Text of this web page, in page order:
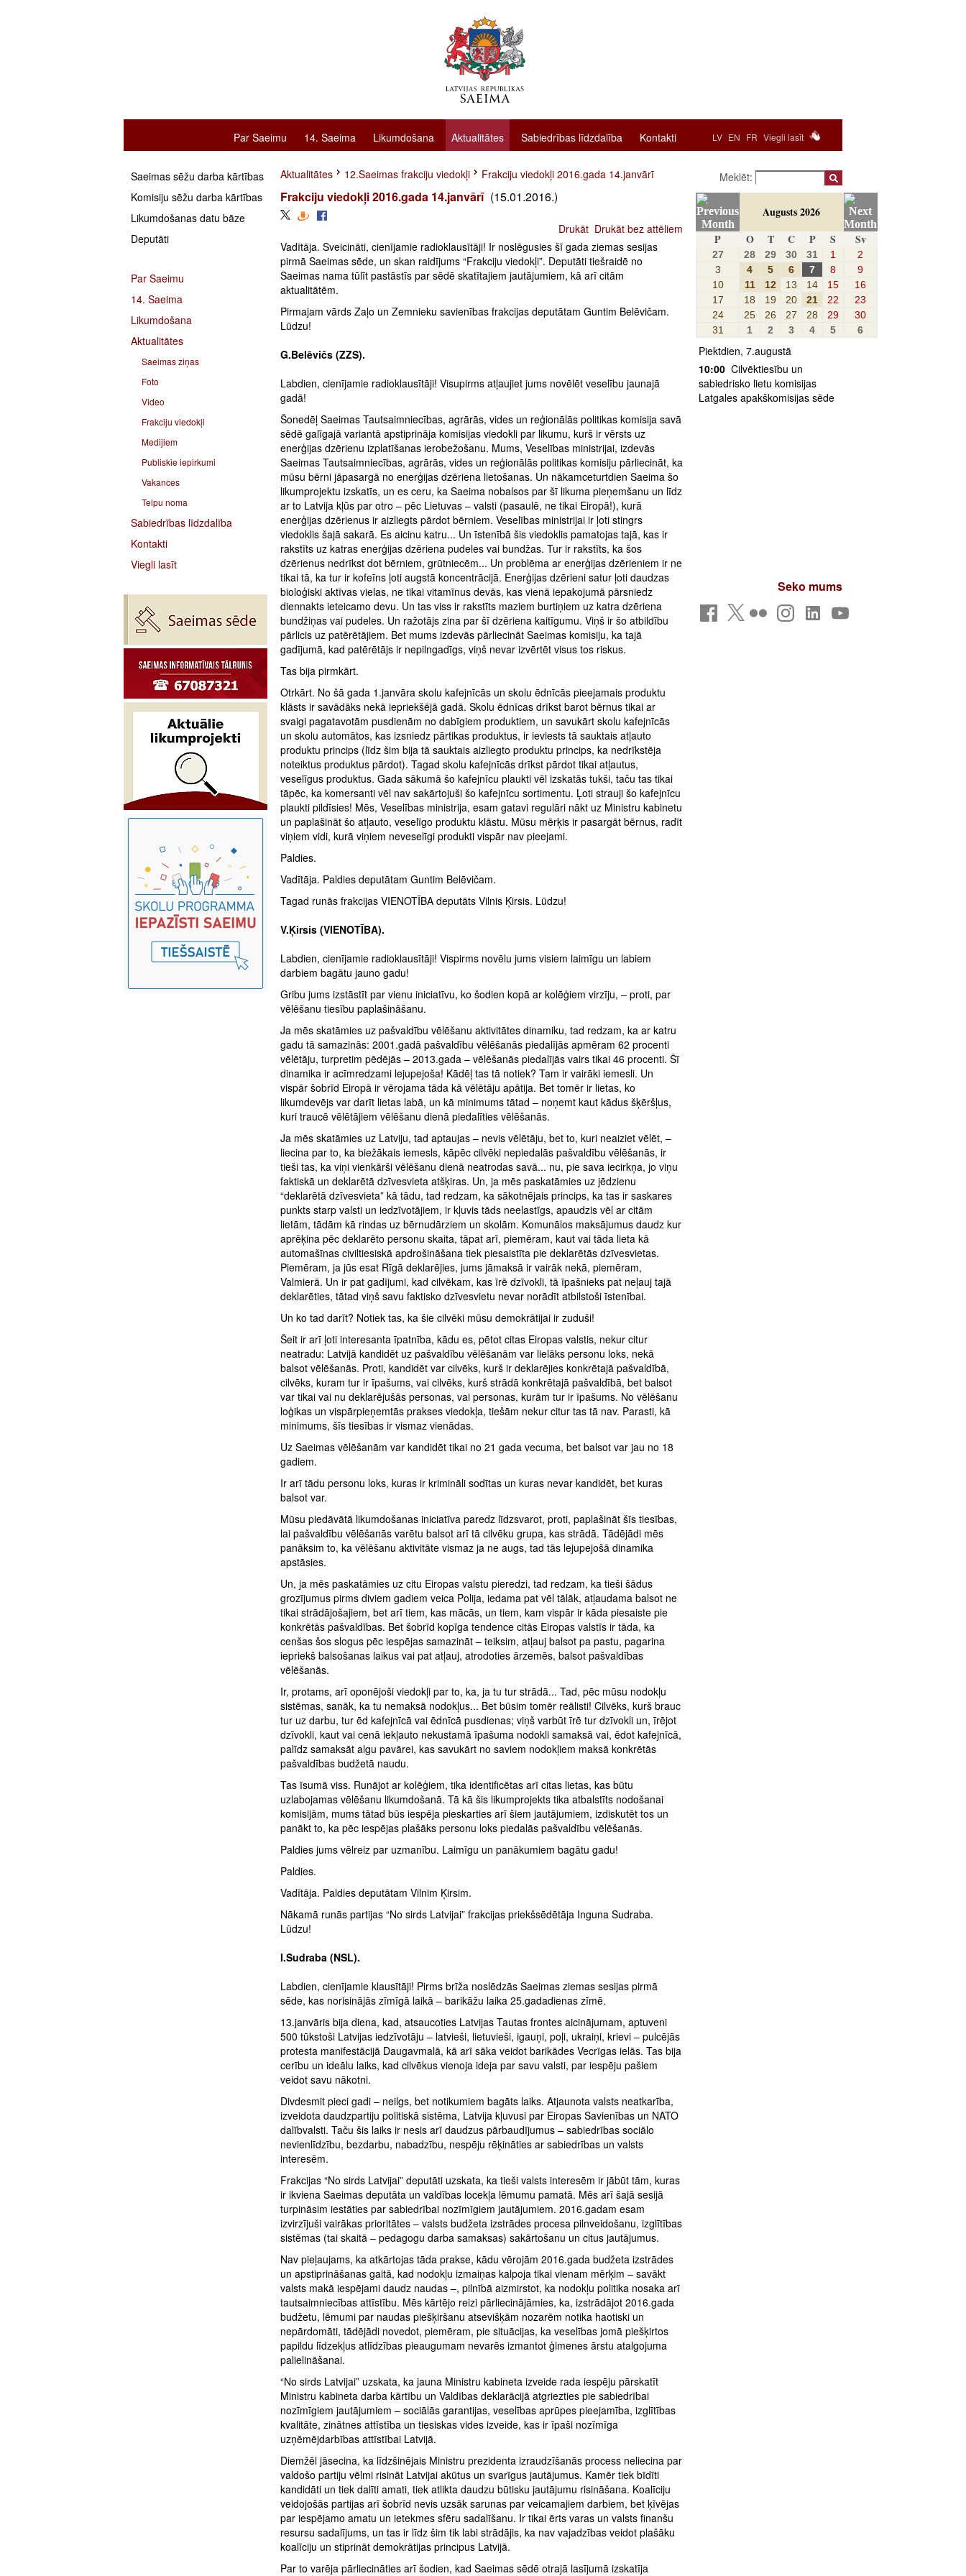
LV EN FR Viegli lasīt
Par Saeimu 14. Saeima Likumdošana Aktualitātes Sabiedrības līdzdalība Kontakti
Saeimas sēžu darba kārtības
Komisiju sēžu darba kārtības
Likumdošanas datu bāze
Deputāti
Par Saeimu
14. Saeima
Likumdošana
Aktualitātes
Saeimas ziņas
Foto
Video
Frakciju viedokļi
Medijiem
Publiskie iepirkumi
Vakances
Telpu noma
Sabiedrības līdzdalība
Kontakti
Viegli lasīt
Aktualitātes 12.Saeimas frakciju viedokļi Frakciju viedokļi 2016.gada 14.janvārī
Frakciju viedokļi 2016.gada 14.janvārī (15.01.2016.)
Drukāt Drukāt bez attēliem
Vadītāja. Sveicināti, cienījamie radioklausītāji! Ir noslēgusies šī gada ziemas sesijas
pirmā Saeimas sēde, un skan raidījums “Frakciju viedokļi”. Deputāti tiešraidē no
Saeimas nama tūlīt pastāstīs par sēdē skatītajiem jautājumiem, kā arī citām
aktualitātēm.
Pirmajam vārds Zaļo un Zemnieku savienības frakcijas deputātam Guntim Belēvičam.
Lūdzu!
G.Belēvičs (ZZS).
Labdien, cienījamie radioklausītāji! Visupirms atļaujiet jums novēlēt veselību jaunajā
gadā!
Šonedēļ Saeimas Tautsaimniecības, agrārās, vides un reģionālās politikas komisija savā
sēdē galīgajā variantā apstiprināja komisijas viedokli par likumu, kurš ir vērsts uz
enerģijas dzērienu izplatīšanas ierobežošanu. Mums, Veselības ministrijai, izdevās
Saeimas Tautsaimniecības, agrārās, vides un reģionālās politikas komisiju pārliecināt, ka
mūsu bērni jāpasargā no enerģijas dzēriena lietošanas. Un nākamceturtdien Saeima šo
likumprojektu izskatīs, un es ceru, ka Saeima nobalsos par šī likuma pieņemšanu un līdz
ar to Latvija kļūs par otro – pēc Lietuvas – valsti (pasaulē, ne tikai Eiropā!), kurā
enerģijas dzērienus ir aizliegts pārdot bērniem. Veselības ministrijai ir ļoti stingrs
viedoklis šajā sakarā. Es aicinu katru... Un īstenībā šis viedoklis pamatojas tajā, kas ir
rakstīts uz katras enerģijas dzēriena pudeles vai bundžas. Tur ir rakstīts, ka šos
dzērienus nedrīkst dot bērniem, grūtniecēm... Un problēma ar enerģijas dzērieniem ir ne
tikai tā, ka tur ir kofeīns ļoti augstā koncentrācijā. Enerģijas dzērieni satur ļoti daudzas
bioloģiski aktīvas vielas, ne tikai vitamīnus devās, kas vienā iepakojumā pārsniedz
diennakts ieteicamo devu. Un tas viss ir rakstīts maziem burtiņiem uz katra dzēriena
bundžiņas vai pudeles. Un ražotājs zina par šī dzēriena kaitīgumu. Viņš ir šo atbildību
pārlicis uz patērētājiem. Bet mums izdevās pārliecināt Saeimas komisiju, ka tajā
gadījumā, kad patērētājs ir nepilngadīgs, viņš nevar izvērtēt visus tos riskus.
Tas bija pirmkārt.
Otrkārt. No šā gada 1.janvāra skolu kafejnīcās un skolu ēdnīcās pieejamais produktu
klāsts ir savādāks nekā iepriekšējā gadā. Skolu ēdnīcas drīkst barot bērnus tikai ar
svaigi pagatavotām pusdienām no dabīgiem produktiem, un savukārt skolu kafejnīcās
un skolu automātos, kas izsniedz pārtikas produktus, ir ieviests tā sauktais atļauto
produktu princips (līdz šim bija tā sauktais aizliegto produktu princips, ka nedrīkstēja
noteiktus produktus pārdot). Tagad skolu kafejnīcās drīkst pārdot tikai atļautus,
veselīgus produktus. Gada sākumā šo kafejnīcu plaukti vēl izskatās tukši, taču tas tikai
tāpēc, ka komersanti vēl nav sakārtojuši šo kafejnīcu sortimentu. Ļoti strauji šo kafejnīcu
plaukti pildīsies! Mēs, Veselības ministrija, esam gatavi regulāri nākt uz Ministru kabinetu
un paplašināt šo atļauto, veselīgo produktu klāstu. Mūsu mērķis ir pasargāt bērnus, radīt
viņiem vidi, kurā viņiem neveselīgi produkti vispār nav pieejami.
Paldies.
Vadītāja. Paldies deputātam Guntim Belēvičam.
Tagad runās frakcijas VIENOTĪBA deputāts Vilnis Ķirsis. Lūdzu!
V.Ķirsis (VIENOTĪBA).
Labdien, cienījamie radioklausītāji! Vispirms novēlu jums visiem laimīgu un labiem
darbiem bagātu jauno gadu!
Gribu jums izstāstīt par vienu iniciatīvu, ko šodien kopā ar kolēģiem virzīju, – proti, par
vēlēšanu tiesību paplašināšanu.
Ja mēs skatāmies uz pašvaldību vēlēšanu aktivitātes dinamiku, tad redzam, ka ar katru
gadu tā samazinās: 2001.gadā pašvaldību vēlēšanās piedalījās apmēram 62 procenti
vēlētāju, turpretim pēdējās – 2013.gada – vēlēšanās piedalījās vairs tikai 46 procenti. Šī
dinamika ir acīmredzami lejupejoša! Kādēļ tas tā notiek? Tam ir vairāki iemesli. Un
vispār šobrīd Eiropā ir vērojama tāda kā vēlētāju apātija. Bet tomēr ir lietas, ko
likumdevējs var darīt lietas labā, un kā minimums tātad – noņemt kaut kādus šķēršļus,
kuri traucē vēlētājiem vēlēšanu dienā piedalīties vēlēšanās.
Ja mēs skatāmies uz Latviju, tad aptaujas – nevis vēlētāju, bet to, kuri neaiziet vēlēt, –
liecina par to, ka biežākais iemesls, kāpēc cilvēki nepiedalās pašvaldību vēlēšanās, ir
tieši tas, ka viņi vienkārši vēlēšanu dienā neatrodas savā... nu, pie sava iecirkņa, jo viņu
faktiskā un deklarētā dzīvesvieta atšķiras. Un, ja mēs paskatāmies uz jēdzienu
“deklarētā dzīvesvieta” kā tādu, tad redzam, ka sākotnējais princips, ka tas ir saskares
punkts starp valsti un iedzīvotājiem, ir kļuvis tāds neelastīgs, apaudzis vēl ar citām
lietām, tādām kā rindas uz bērnudārziem un skolām. Komunālos maksājumus daudz kur
aprēķina pēc deklarēto personu skaita, tāpat arī, piemēram, kaut vai tāda lieta kā
automašīnas civiltiesiskā apdrošināšana tiek piesaistīta pie deklarētās dzīvesvietas.
Piemēram, ja jūs esat Rīgā deklarējies, jums jāmaksā ir vairāk nekā, piemēram,
Valmierā. Un ir pat gadījumi, kad cilvēkam, kas īrē dzīvokli, tā īpašnieks pat neļauj tajā
deklarēties, tātad viņš savu faktisko dzīvesvietu nevar norādīt atbilstoši īstenībai.
Un ko tad darīt? Notiek tas, ka šie cilvēki mūsu demokrātijai ir zuduši!
Šeit ir arī ļoti interesanta īpatnība, kādu es, pētot citas Eiropas valstis, nekur citur
neatradu: Latvijā kandidēt uz pašvaldību vēlēšanām var lielāks personu loks, nekā
balsot vēlēšanās. Proti, kandidēt var cilvēks, kurš ir deklarējies konkrētajā pašvaldībā,
cilvēks, kuram tur ir īpašums, vai cilvēks, kurš strādā konkrētajā pašvaldībā, bet balsot
var tikai vai nu deklarējušās personas, vai personas, kurām tur ir īpašums. No vēlēšanu
loģikas un vispārpieņemtās prakses viedokļa, tiešām nekur citur tas tā nav. Parasti, kā
minimums, šīs tiesības ir vismaz vienādas.
Uz Saeimas vēlēšanām var kandidēt tikai no 21 gada vecuma, bet balsot var jau no 18
gadiem.
Ir arī tādu personu loks, kuras ir krimināli sodītas un kuras nevar kandidēt, bet kuras
balsot var.
Mūsu piedāvātā likumdošanas iniciatīva paredz līdzsvarot, proti, paplašināt šīs tiesības,
lai pašvaldību vēlēšanās varētu balsot arī tā cilvēku grupa, kas strādā. Tādējādi mēs
panāksim to, ka vēlēšanu aktivitāte vismaz ja ne augs, tad tās lejupejošā dinamika
apstāsies.
Un, ja mēs paskatāmies uz citu Eiropas valstu pieredzi, tad redzam, ka tieši šādus
grozījumus pirms diviem gadiem veica Polija, iedama pat vēl tālāk, atļaudama balsot ne
tikai strādājošajiem, bet arī tiem, kas mācās, un tiem, kam vispār ir kāda piesaiste pie
konkrētās pašvaldības. Bet šobrīd kopīga tendence citās Eiropas valstīs ir tāda, ka
cenšas šos slogus pēc iespējas samazināt – teiksim, atļauj balsot pa pastu, pagarina
iepriekš balsošanas laikus vai pat atļauj, atrodoties ārzemēs, balsot pašvaldības
vēlēšanās.
Ir, protams, arī oponējoši viedokļi par to, ka, ja tu tur strādā... Tad, pēc mūsu nodokļu
sistēmas, sanāk, ka tu nemaksā nodokļus... Bet būsim tomēr reālisti! Cilvēks, kurš brauc
tur uz darbu, tur ēd kafejnīcā vai ēdnīcā pusdienas; viņš varbūt īrē tur dzīvokli un, īrējot
dzīvokli, kaut vai cenā iekļauto nekustamā īpašuma nodokli samaksā vai, ēdot kafejnīcā,
palīdz samaksāt algu pavārei, kas savukārt no saviem nodokļiem maksā konkrētās
pašvaldības budžetā naudu.
Tas īsumā viss. Runājot ar kolēģiem, tika identificētas arī citas lietas, kas būtu
uzlabojamas vēlēšanu likumdošanā. Tā kā šis likumprojekts tika atbalstīts nodošanai
komisijām, mums tātad būs iespēja pieskarties arī šiem jautājumiem, izdiskutēt tos un
panākt to, ka pēc iespējas plašāks personu loks piedalās pašvaldību vēlēšanās.
Paldies jums vēlreiz par uzmanību. Laimīgu un panākumiem bagātu gadu!
Paldies.
Vadītāja. Paldies deputātam Vilnim Ķirsim.
Nākamā runās partijas “No sirds Latvijai” frakcijas priekšsēdētāja Inguna Sudraba.
Lūdzu!
I.Sudraba (NSL).
Labdien, cienījamie klausītāji! Pirms brīža noslēdzās Saeimas ziemas sesijas pirmā
sēde, kas norisinājās zīmīgā laikā – barikāžu laika 25.gadadienas zīmē.
13.janvāris bija diena, kad, atsaucoties Latvijas Tautas frontes aicinājumam, aptuveni
500 tūkstoši Latvijas iedzīvotāju – latvieši, lietuvieši, igauņi, poļi, ukraiņi, krievi – pulcējās
protesta manifestācijā Daugavmalā, kā arī sāka veidot barikādes Vecrīgas ielās. Tas bija
cerību un ideālu laiks, kad cilvēkus vienoja ideja par savu valsti, par iespēju pašiem
veidot savu nākotni.
Divdesmit pieci gadi – neilgs, bet notikumiem bagāts laiks. Atjaunota valsts neatkarība,
izveidota daudzpartiju politiskā sistēma, Latvija kļuvusi par Eiropas Savienības un NATO
dalībvalsti. Taču šis laiks ir nesis arī daudzus pārbaudījumus – sabiedrības sociālo
nevienlīdzību, bezdarbu, nabadzību, nespēju rēķināties ar sabiedrības un valsts
interesēm.
Frakcijas “No sirds Latvijai” deputāti uzskata, ka tieši valsts interesēm ir jābūt tām, kuras
ir ikviena Saeimas deputāta un valdības locekļa lēmumu pamatā. Mēs arī šajā sesijā
turpināsim iestāties par sabiedrībai nozīmīgiem jautājumiem. 2016.gadam esam
izvirzījuši vairākas prioritātes – valsts budžeta izstrādes procesa pilnveidošanu, izglītības
sistēmas (tai skaitā – pedagogu darba samaksas) sakārtošanu un citus jautājumus.
Nav pieļaujams, ka atkārtojas tāda prakse, kādu vērojām 2016.gada budžeta izstrādes
un apstiprināšanas gaitā, kad nodokļu izmaiņas kalpoja tikai vienam mērķim – savākt
valsts makā iespējami daudz naudas –, pilnībā aizmirstot, ka nodokļu politika nosaka arī
tautsaimniecības attīstību. Mēs kārtējo reizi pārliecinājāmies, ka, izstrādājot 2016.gada
budžetu, lēmumi par naudas piešķiršanu atsevišķām nozarēm notika haotiski un
nepārdomāti, tādējādi novedot, piemēram, pie situācijas, ka veselības jomā piešķirtos
papildu līdzekļus atlīdzības pieaugumam nevarēs izmantot ģimenes ārstu atalgojuma
palielināšanai.
“No sirds Latvijai” uzskata, ka jauna Ministru kabineta izveide rada iespēju pārskatīt
Ministru kabineta darba kārtību un Valdības deklarācijā atgriezties pie sabiedrībai
nozīmīgiem jautājumiem – sociālās garantijas, veselības aprūpes pieejamība, izglītības
kvalitāte, zinātnes attīstība un tiesiskas vides izveide, kas ir īpaši nozīmīga
uzņēmējdarbības attīstībai Latvijā.
Diemžēl jāsecina, ka līdzšinējais Ministru prezidenta izraudzīšanās process neliecina par
valdošo partiju vēlmi risināt Latvijai akūtus un svarīgus jautājumus. Kamēr tiek bīdīti
kandidāti un tiek dalīti amati, tiek atlikta daudzu būtisku jautājumu risināšana. Koalīciju
veidojošās partijas arī šobrīd nevis uzsāk sarunas par veicamajiem darbiem, bet ķīvējas
par iespējamo amatu un ietekmes sfēru sadalīšanu. Ir tikai ērts varas un valsts finanšu
resursu sadalījums, un tas ir līdz šim tik labi strādājis, ka nav vajadzības veidot plašāku
koalīciju un stiprināt demokrātijas principus Latvijā.
Par to varēja pārliecināties arī šodien, kad Saeimas sēdē otrajā lasījumā izskatīja
Meklēt:
Augusts 2026
P
O T C P S Sv
27 28 29 30 31 1
2
3
4 5 6 7 8
9
10
11 12 13 14 15
16
17
18 19 20 21 22
23
24
25 26 27 28 29
30
31
1 2 3 4 5 6
Piektdien, 7.augustā
10:00 Cilvēktiesību un
sabiedrisko lietu komisijas
Latgales apakškomisijas sēde
Seko mums